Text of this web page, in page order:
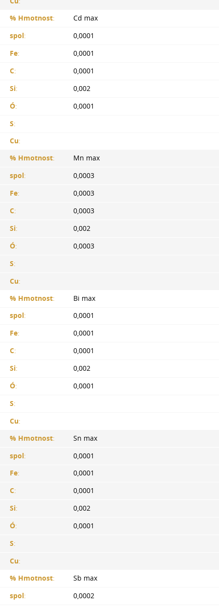
% Hmotnost:
Cd max
spol:
0,0001
Fe:
0,0001
C:
0,0001
Si:
0,002
Ó:
0,0001
S:
Cu:
% Hmotnost:
Mn max
spol:
0,0003
Fe:
0,0003
C:
0,0003
Si:
0,002
Ó:
0,0003
S:
Cu:
% Hmotnost:
Bi max
spol :
0,0001
Fe:
0,0001
C:
0,0001
Si:
0,002
Ó:
0,0001
S:
Cu:
% Hmotnost:
Sn max
spol:
0,0001
Fe:
0,0001
C:
0,0001
Si:
0,002
Ó:
0,0001
S:
Cu:
% Hmotnost:
Sb max
spol:
0,0002